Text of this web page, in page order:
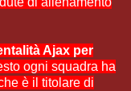
Ajax per
ogni squadra ha
è il titolare di